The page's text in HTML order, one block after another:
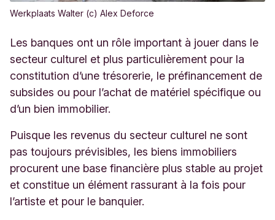
Werkplaats Walter (c) Alex Deforce
Les banques ont un rôle important à jouer dans le
secteur culturel et plus particulièrement pour la
constitution d’une trésorerie, le préfinancement de
subsides ou pour l’achat de matériel spécifique ou
d’un bien immobilier.
Puisque les revenus du secteur culturel ne sont
pas toujours prévisibles, les biens immobiliers
procurent une base financière plus stable au projet
et constitue un élément rassurant à la fois pour
l’artiste et pour le banquier.